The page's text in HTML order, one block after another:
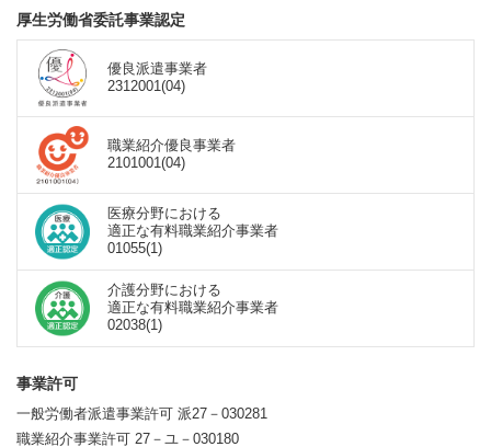
厚生労働省委託事業認定
優良派遣事業者
2312001(04)
職業紹介優良事業者
2101001(04)
医療分野における
適正な有料職業紹介事業者
01055(1)
介護分野における
適正な有料職業紹介事業者
02038(1)
事業許可
一般労働者派遣事業許可 派27－030281
職業紹介事業許可 27－ユ－030180